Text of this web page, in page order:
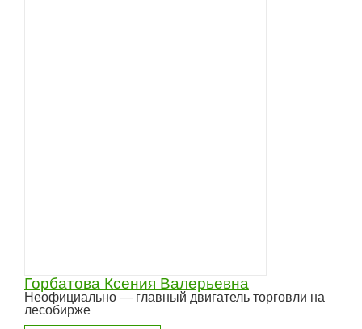
Горбатова Ксения Валерьевна
Неофициально — главный двигатель торговли на
лесобирже